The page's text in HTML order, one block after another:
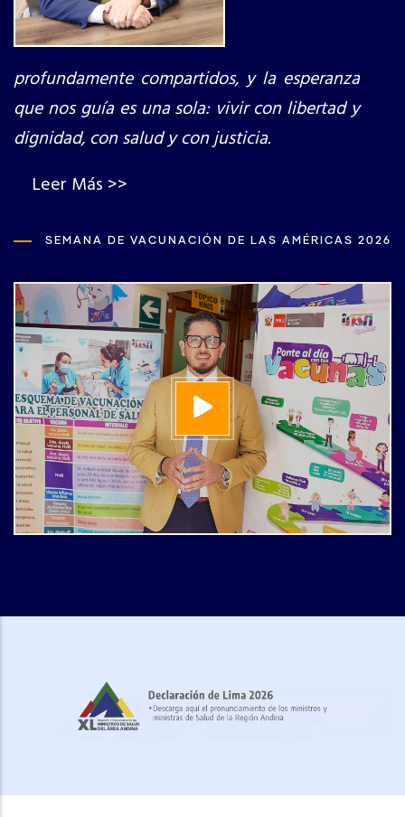
profundamente compartidos, y la esperanza
que nos guía es una sola: vivir con libertad y
dignidad, con salud y con justicia.
Leer Más >>
SEMANA DE VACUNACIÓN DE LAS AMÉRICAS 2026